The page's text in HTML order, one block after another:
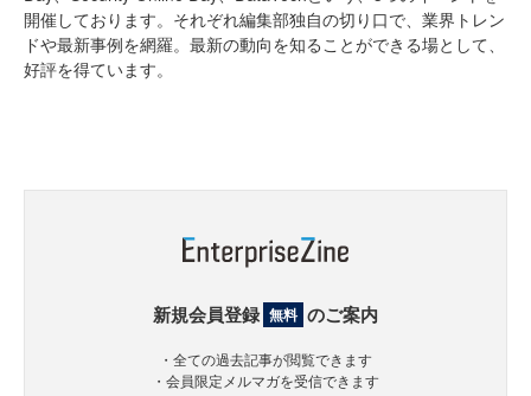
開催しております。それぞれ編集部独自の切り口で、業界トレン
ドや最新事例を網羅。最新の動向を知ることができる場として、
好評を得ています。
新規会員登録 無料 のご案内
・全ての過去記事が閲覧できます
・会員限定メルマガを受信できます